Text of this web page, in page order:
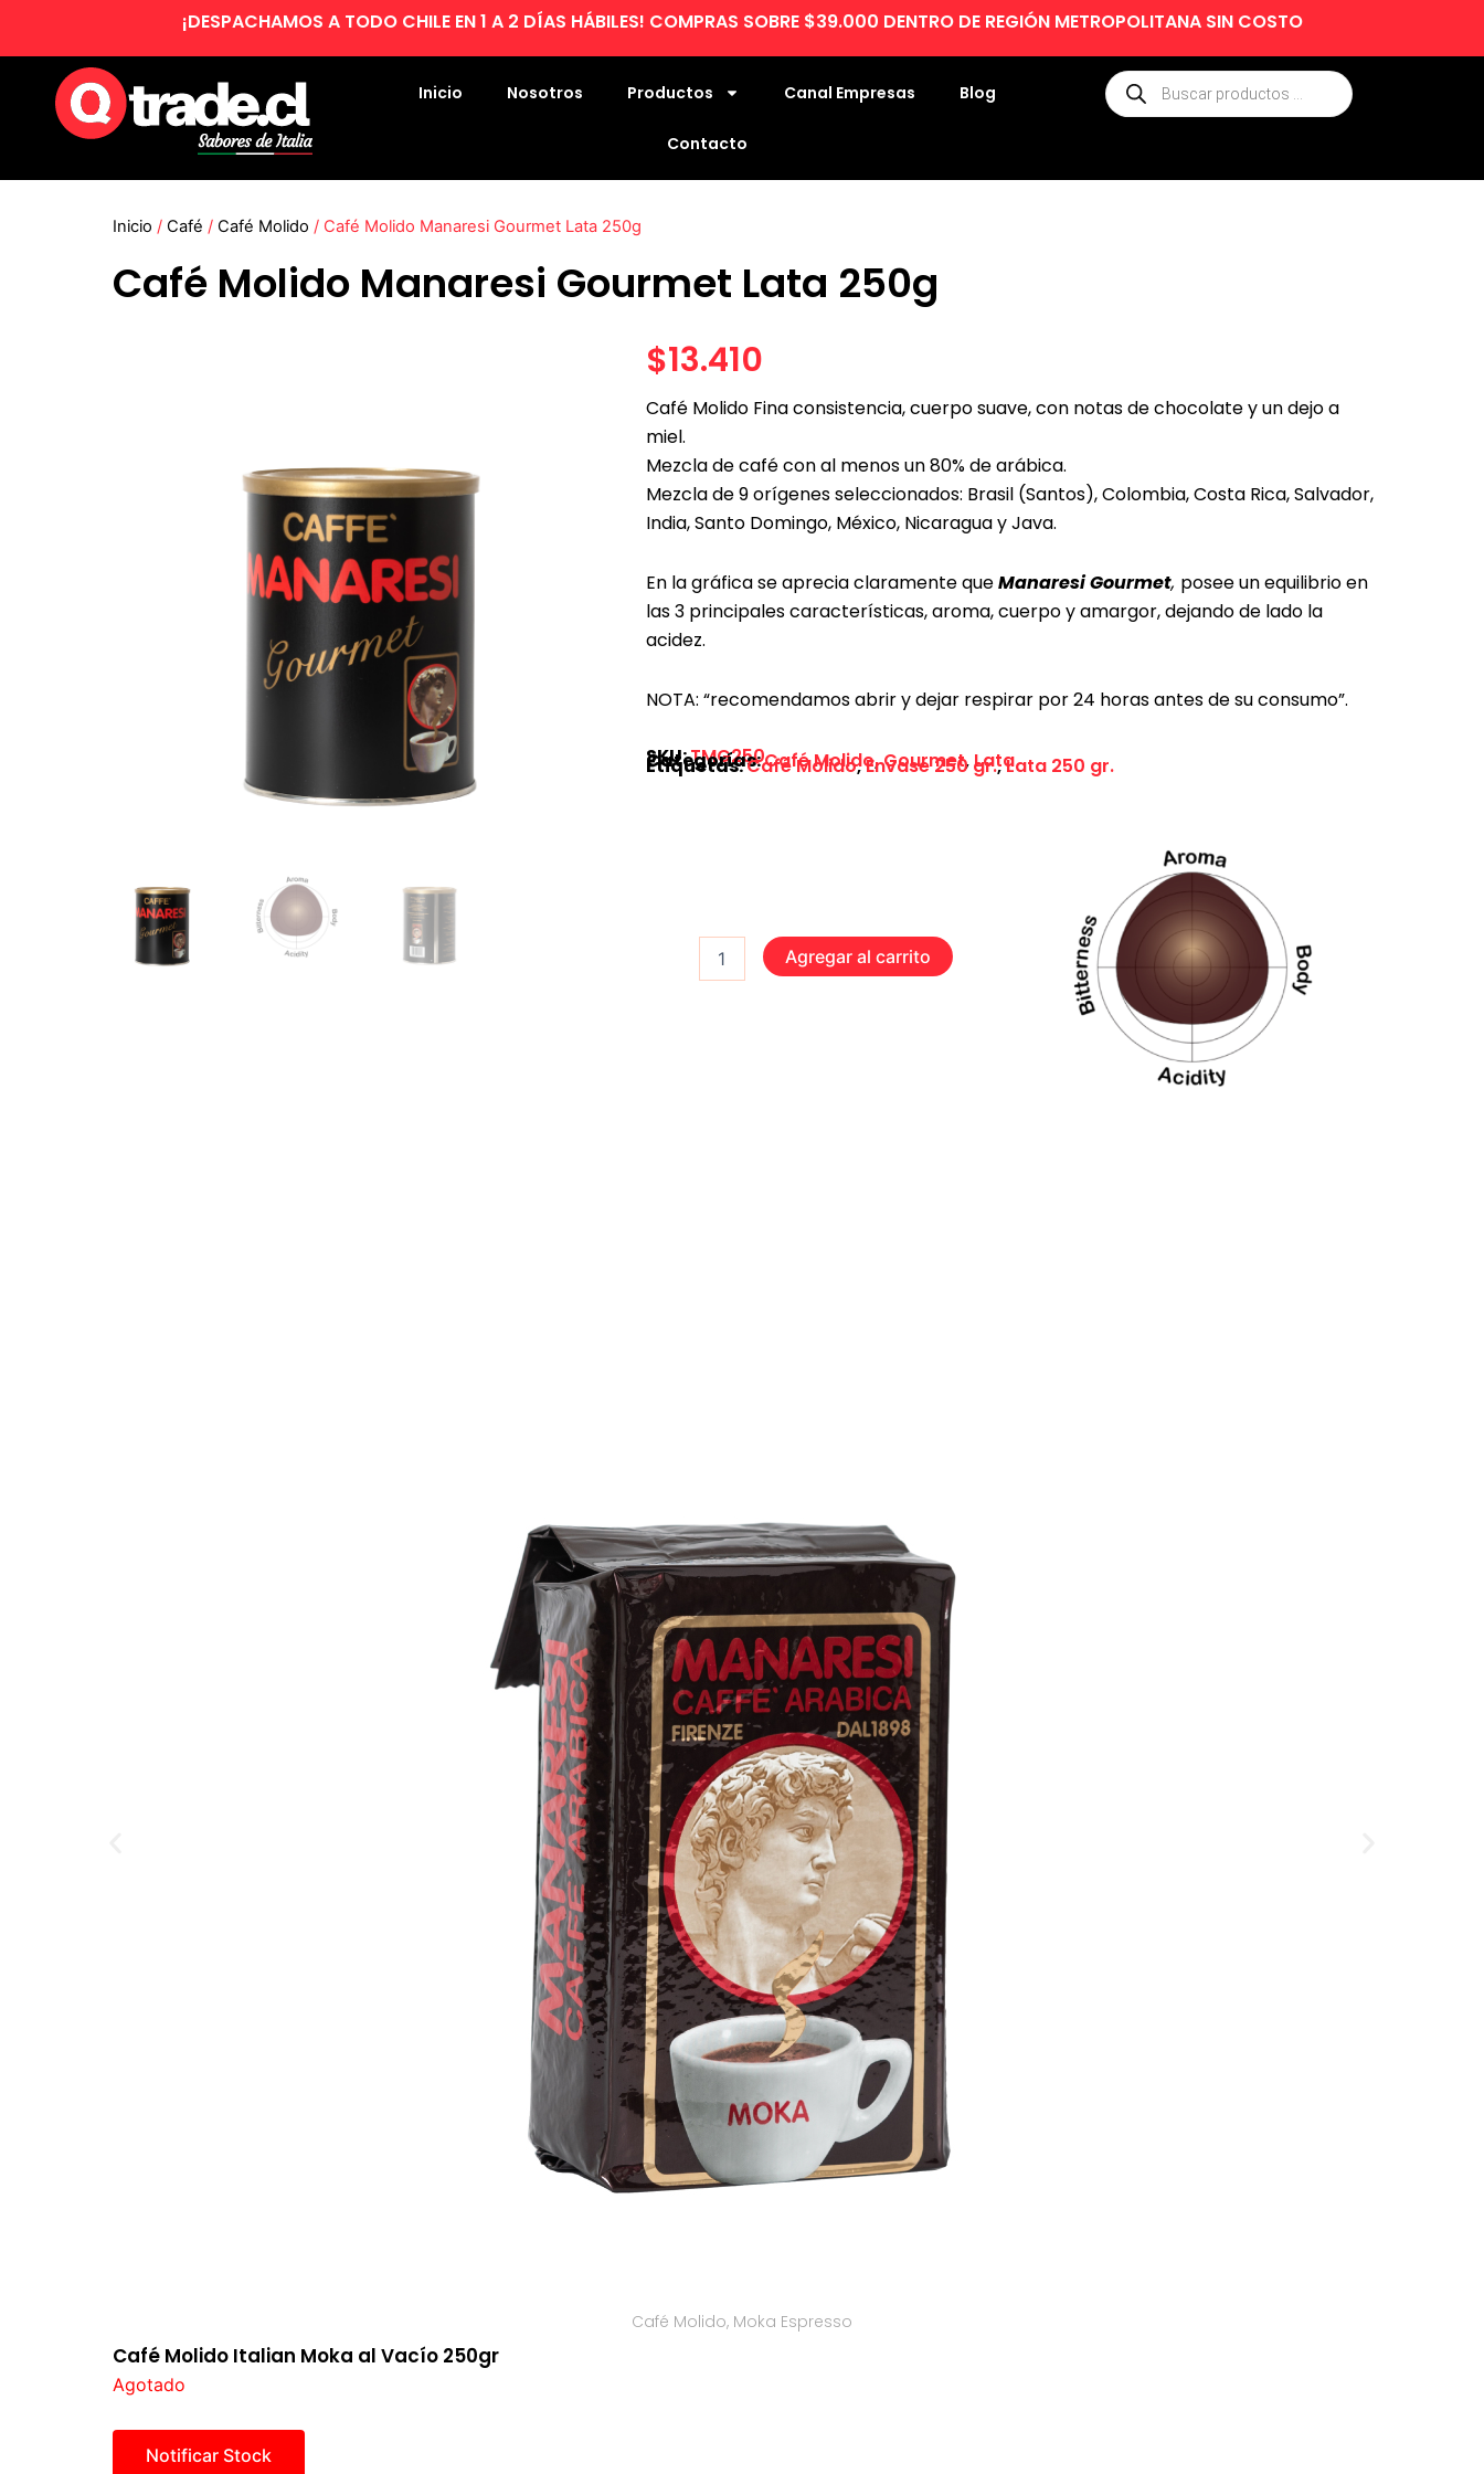
¡DESPACHAMOS A TODO CHILE EN 1 A 2 DÍAS HÁBILES! COMPRAS SOBRE $39.000 DENTRO DE REGIÓN METROPOLITANA SIN COSTO
Inicio Nosotros Productos Canal Empresas Blog
Contacto
Búsqueda
de
productos
Inicio / Café / Café Molido / Café Molido Manaresi Gourmet Lata 250g
Café Molido Manaresi Gourmet Lata 250g
$13.410
Café Molido Fina consistencia, cuerpo suave, con notas de chocolate y un dejo a
miel.
Mezcla de café con al menos un 80% de arábica.
Mezcla de 9 orígenes seleccionados: Brasil (Santos), Colombia, Costa Rica, Salvador,
India, Santo Domingo, México, Nicaragua y Java.
En la gráfica se aprecia claramente queManaresi Gourmet, posee un equilibrio en
las 3 principales características, aroma, cuerpo y amargor, dejando de lado la
acidez.
NOTA: “recomendamos abrir y dejar respirar por 24 horas antes de su consumo”.
SKU:TMG250
Categorías:Café Molido,Gourmet,Lata
Etiquetas:Café Molido,Envase 250 gr.,Lata 250 gr.
Agregar al carrito
Café Molido, Moka Espresso
Café Molido Italian Moka al Vacío 250gr
Agotado